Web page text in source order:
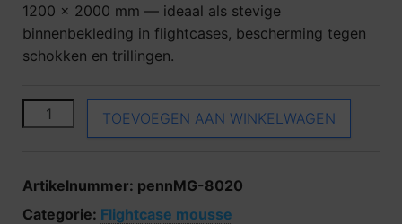
1200 × 2000 mm — ideaal als stevige
binnenbekleding in flightcases, bescherming tegen
schokken en trillingen.
Penn Elcom MG-8020 aantal
TOEVOEGEN AAN WINKELWAGEN
Artikelnummer: pennMG-8020
Categorie: Flightcase mousse